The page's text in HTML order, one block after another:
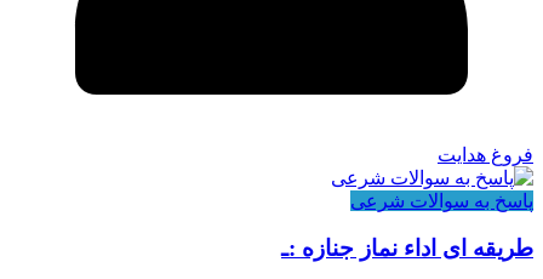
فروغ هدایت
پاسخ به سوالات شرعی
طریقه ای اداء نماز جنازه :ـ